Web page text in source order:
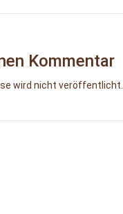
Kommentar
wird nicht veröffentlicht.